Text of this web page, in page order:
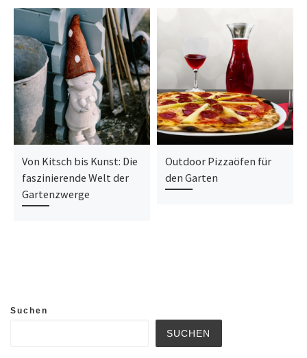
Von Kitsch bis Kunst: Die
faszinierende Welt der
Gartenzwerge
Outdoor Pizzaöfen für
den Garten
Suchen
SUCHEN